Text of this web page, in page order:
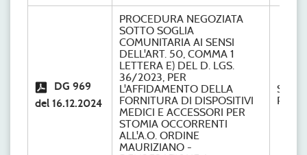
DG 969
del 16.12.2024
PROCEDURA NEGOZIATA
SOTTO SOGLIA
COMUNITARIA AI SENSI
DELL'ART. 50, COMMA 1
LETTERA E) DEL D. LGS.
36/2023, PER
L'AFFIDAMENTO DELLA
FORNITURA DI DISPOSITIVI
MEDICI E ACCESSORI PER
STOMIA OCCORRENTI
ALL'A.O. ORDINE
MAURIZIANO -
S.C.